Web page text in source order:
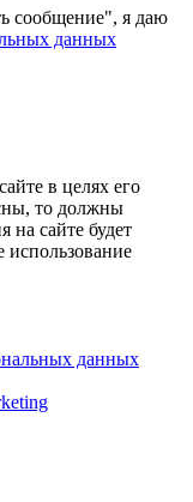
сообщение", я даю
данных
в целях его
то должны
на сайте будет
использование
данных